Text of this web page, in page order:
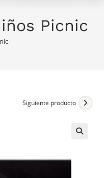
Venta
Contacto
Picnic
Siguiente producto